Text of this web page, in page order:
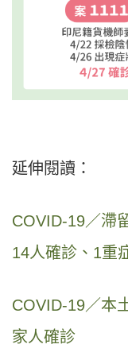
延伸閱讀：
COVID-19／滯
14人確診、1重
COVID-19／本
家人確診